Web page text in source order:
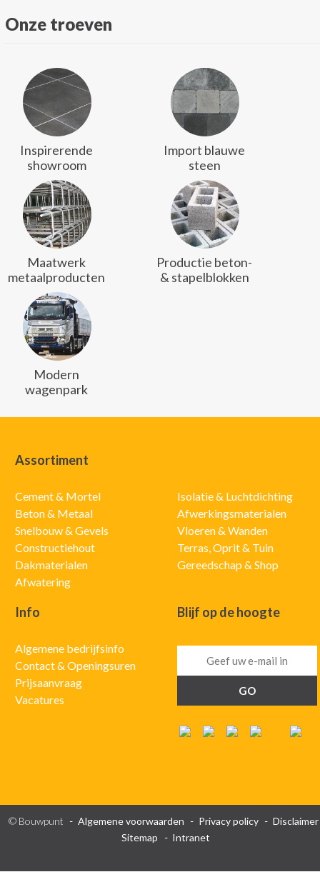
Onze troeven
Inspirerende
showroom
Import blauwe
steen
Maatwerk
metaalproducten
Productie beton-
& stapelblokken
Modern
wagenpark
Assortiment
Cement & Mortel
Beton & Metaal
Snelbouw & Gevels
Constructiehout
Dakmaterialen
Afwatering
Isolatie & Luchtdichting
Afwerkingsmaterialen
Vloeren & Wanden
Terras, Oprit & Tuin
Gereedschap & Shop
Info
Algemene bedrijfsinfo
Contact & Openingsuren
Prijsaanvraag
Vacatures
Blijf op de hoogte
© Bouwpunt Algemene voorwaarden Privacy policy
Disclaimer
Sitemap
Intranet